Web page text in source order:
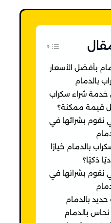
بأفضل الأسعار
بالدمام
شراء سكراب
قيمة ممكنة؟
نقوم بشرائها في
بالدمام خيارًا
ذكيًا؟
نقوم بشرائها في
بالدمام
بالدمام